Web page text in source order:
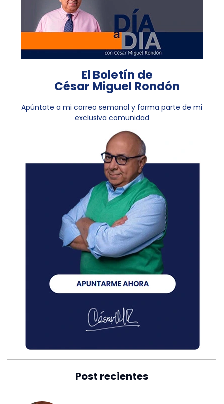
El Boletín de
César Miguel Rondón
Apúntate a mi correo semanal y forma parte de mi
exclusiva comunidad
Post recientes